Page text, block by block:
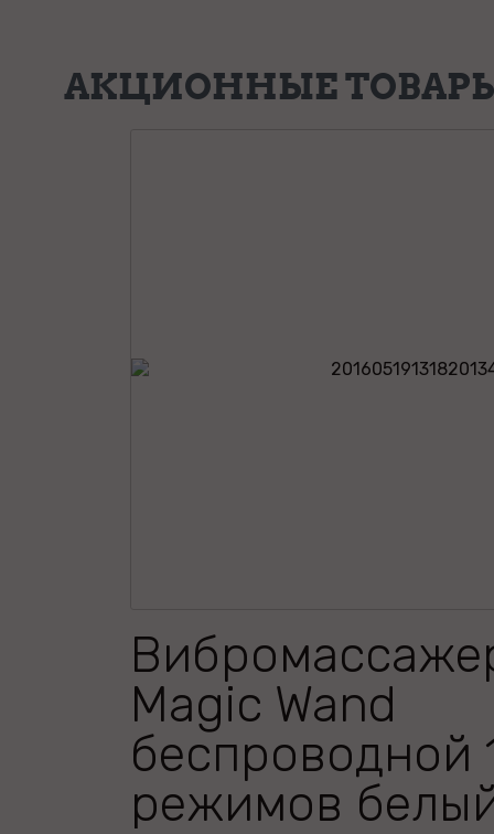
АКЦИОННЫЕ
Magic Wand
беспроводной
режимов